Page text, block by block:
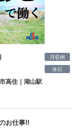
月収例
休日
高住｜湖山駅
お仕事!!